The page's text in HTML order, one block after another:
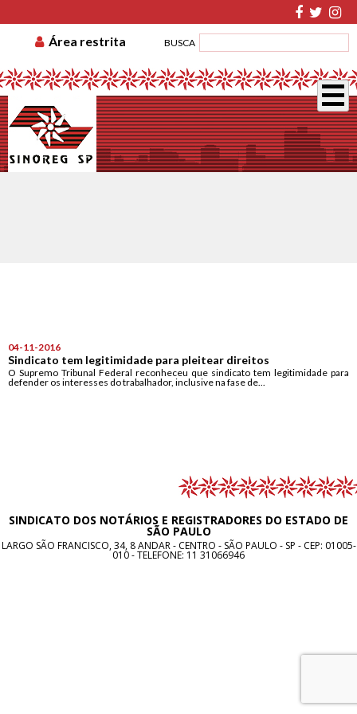
TABELA DE CUSTAS ASSOCIE-SE
GUIA DE
BUSCA
Área restrita
04-11-2016
Sindicato tem legitimidade para pleitear direitos
O Supremo Tribunal Federal reconheceu que sindicato tem legitimidade para
defender os interesses do trabalhador, inclusive na fase de...
SINDICATO DOS NOTÁRIOS E REGISTRADORES DO ESTADO DE
SÃO PAULO
LARGO SÃO FRANCISCO, 34, 8 ANDAR - CENTRO - SÃO PAULO - SP - CEP: 01005-
010 - TELEFONE: 11 31066946